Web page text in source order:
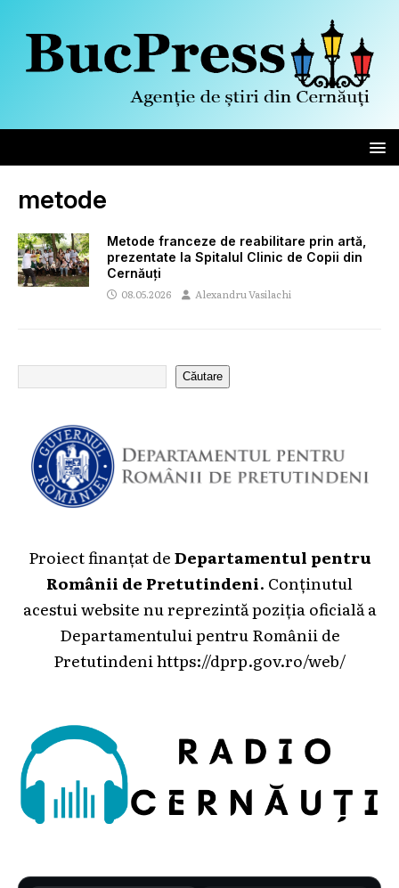
metode
Metode franceze de reabilitare prin artă,
prezentate la Spitalul Clinic de Copii din
Cernăuți
08.05.2026 Alexandru Vasilachi
Căutare
Proiect finanțat deDepartamentul pentru
Românii de Pretutindeni. Conținutul
acestui website nu reprezintă poziția oficială a
Departamentului pentru Românii de
Pretutindeni https://dprp.gov.ro/web/